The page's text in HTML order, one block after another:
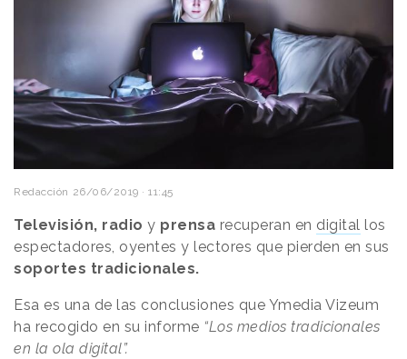
Redacción 26/06/2019 · 11:45
Televisión, radio y prensa recuperan en digital los
espectadores, oyentes y lectores que pierden en sus
soportes tradicionales.
Esa es una de las conclusiones que Ymedia Vizeum
ha recogido en su informe “Los medios tradicionales
en la ola digital”.